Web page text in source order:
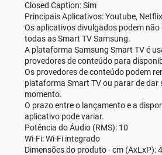
Closed Caption: Sim
Principais Aplicativos: Youtube,
Os aplicativos divulgados podem
todas as Smart TV Samsung.
A plataforma Samsung Smart TV é
provedores de conteúdo para
Os provedores de conteúdo podem
plataforma Smart TV ou parar de dar
momento.
O prazo entre o lançamento e a
aplicativo pode variar.
Potência do Áudio (RMS): 10
Wi-Fi: Wi-Fi integrado
Dimensões do produto - cm (AxLxP):